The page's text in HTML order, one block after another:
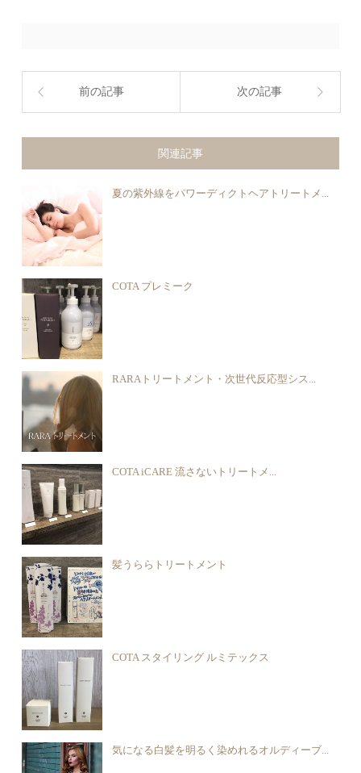
前の記事 次の記事
関連記事
夏の紫外線をパワーディクトヘアトリートメ...
COTA プレミーク
RARAトリートメント・次世代反応型シス...
COTA iCARE 流さないトリートメ...
髪うららトリートメント
COTA スタイリング ルミテックス
気になる白髪を明るく染めれるオルディーブ...